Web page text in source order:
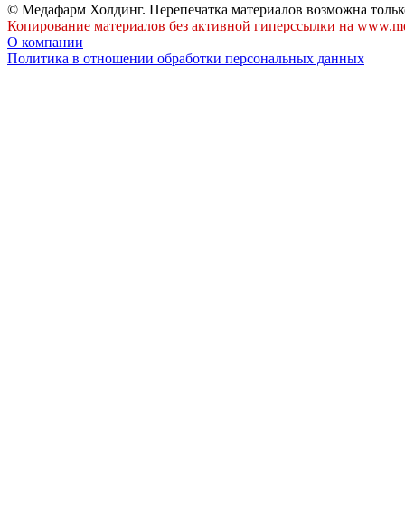
© Медафарм Холдинг. Перепечатка материалов возможна
Копирование материалов без активной гиперссылки на
О компании
Политика в отношении обработки персональных данных